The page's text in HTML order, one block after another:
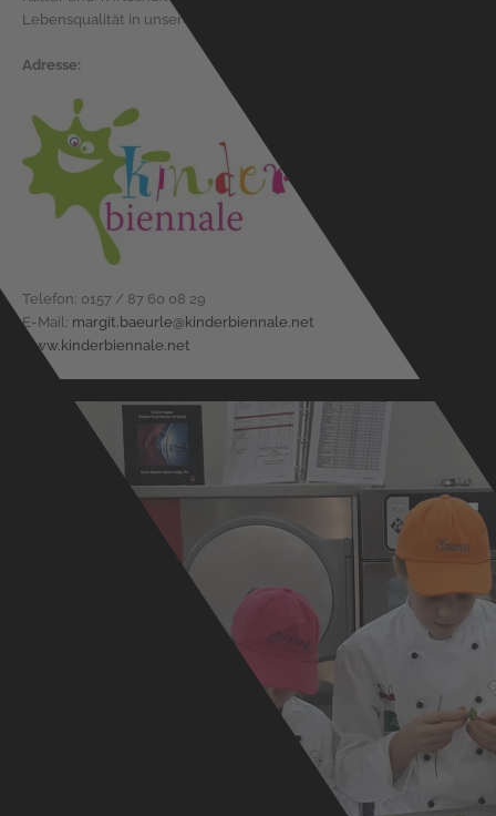
Lebensqualität in unserer Heimatstadt Esslingen.
Adresse:
Telefon: 0157 / 87 60 08 29
E-Mail: margit.baeurle@kinderbiennale.net
www.kinderbiennale.net